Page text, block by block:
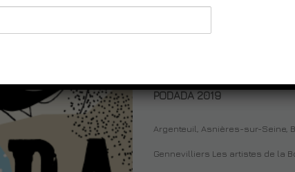
PODADA 2019
Argenteuil, Asnières-sur-Seine,
Gennevilliers Les artistes de la